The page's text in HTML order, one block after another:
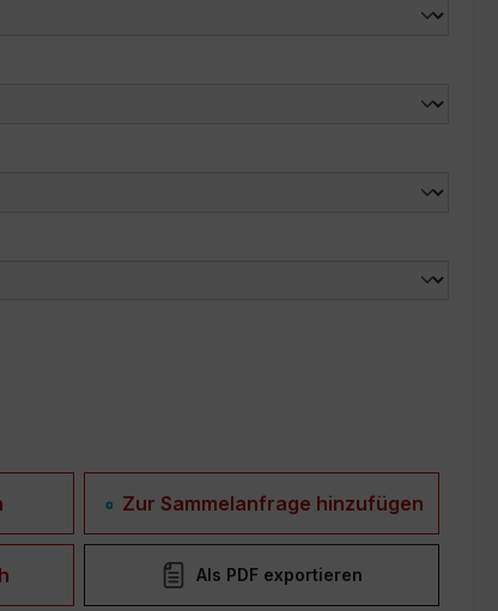
Zur Sammelanfrage hinzufügen
Als PDF exportieren